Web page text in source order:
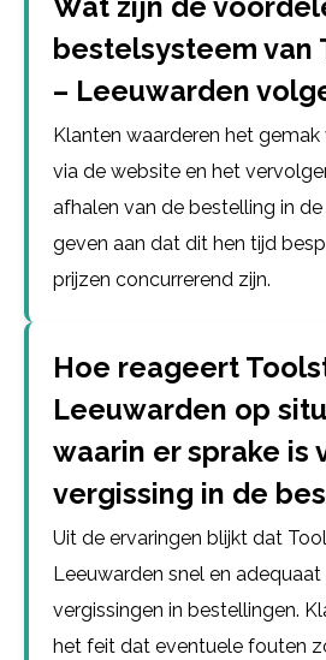
Wat zijn de
bestelsysteem van
– Leeuwarden
Klanten waarderen het
via de website en het
afhalen van de bestelling in
geven aan dat dit hen tijd
prijzen concurrerend zijn.
Hoe reageert
Leeuwarden op
waarin er sprake is
vergissing in de
Uit de ervaringen blijkt dat
Leeuwarden snel en
vergissingen in bestellingen.
het feit dat eventuele fouten